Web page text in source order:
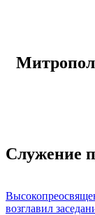
Служение
возглавил